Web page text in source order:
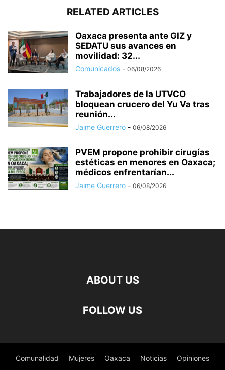
RELATED ARTICLES
Oaxaca presenta ante GIZ y
SEDATU sus avances en
movilidad: 32...
Comunicados - 06/08/2026
Trabajadores de la UTVCO
bloquean crucero del Yu Va tras
reunión...
Jaime Guerrero - 06/08/2026
PVEM propone prohibir cirugías
estéticas en menores en Oaxaca;
médicos enfrentarían...
Jaime Guerrero - 06/08/2026
ABOUT US
FOLLOW US
Comunalidad Mujeres Oaxaca Noticias Opiniones